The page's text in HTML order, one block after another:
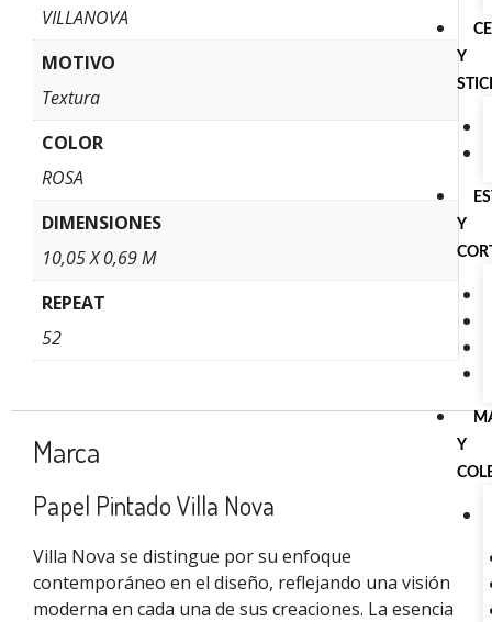
Y
Y
Y
VILLANOVA
MOTIVO
Textura
COLOR
ROSA
DIMENSIONES
10,05 X 0,69 M
REPEAT
52
Marca
Papel Pintado Villa Nova
Villa Nova se distingue por su enfoque
contemporáneo en el diseño, reflejando una visión
moderna en cada una de sus creaciones. La esencia